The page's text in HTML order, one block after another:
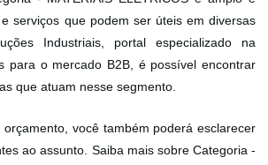
serviços que podem ser úteis em diversas
Industriais, portal especializado na
para o mercado B2B, é possível encontrar
que atuam nesse segmento.
você também poderá esclarecer
ao assunto. Saiba mais sobre Categoria -